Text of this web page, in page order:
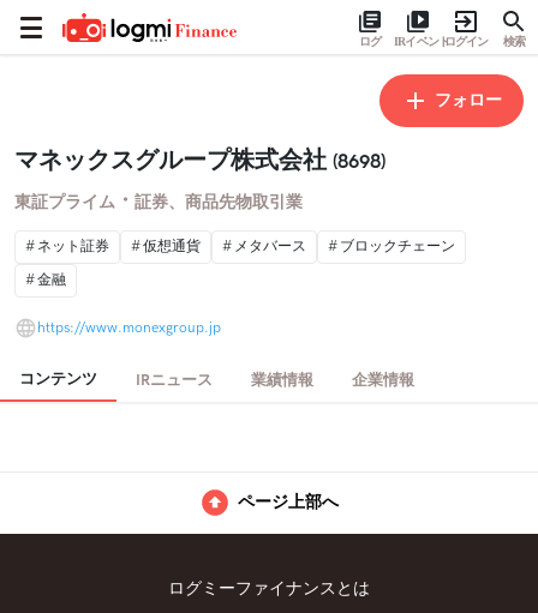
ログ IRイベントログイン 検索
フォロー
マネックスグループ株式会社 (8698)
東証プライム ・ 証券、商品先物取引業
ネット証券 仮想通貨 メタバース
ブロックチェーン
金融
https://www.monexgroup.jp
コンテンツ IRニュース 業績情報 企業情報
ページ上部へ
ログミーファイナンスとは